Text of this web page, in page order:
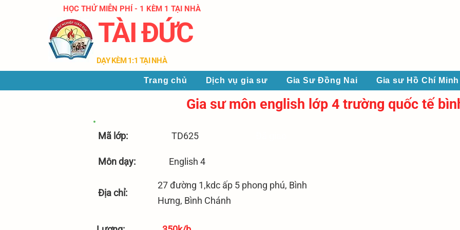
TÀI ĐỨC
HỌC THỬ MIỄN PHÍ - 1 KÈM 1 TẠI NHÀ
​DẠY KÈM 1:1 TẠI NHÀ
Trang chủ Dịch vụ gia sư Gia Sư Đồng Nai Gia sư Hồ Chí Minh
Gia sư môn english lớp 4 trường quốc tế
​Mã lớp: TD625
Môn dạy:
Địa chỉ:
27 đường 1,kdc ấp 5 phong phú, Bình
Hưng, Bình Chánh
English 4